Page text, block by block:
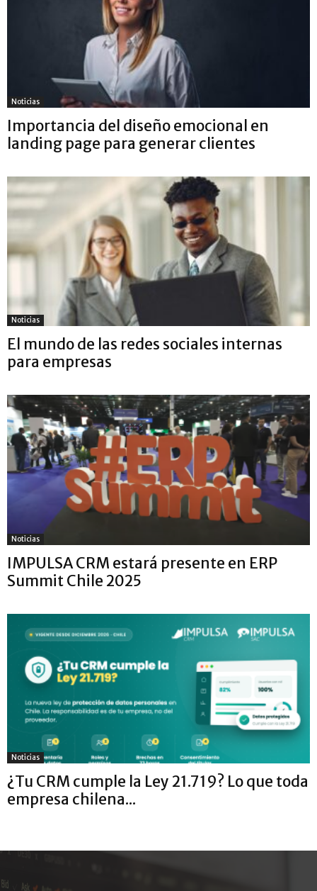
Noticias
Importancia del diseño emocional en
landing page para generar clientes
Noticias
El mundo de las redes sociales internas
para empresas
Noticias
IMPULSA CRM estará presente en ERP
Summit Chile 2025
Noticias
¿Tu CRM cumple la Ley 21.719? Lo que toda
empresa chilena...